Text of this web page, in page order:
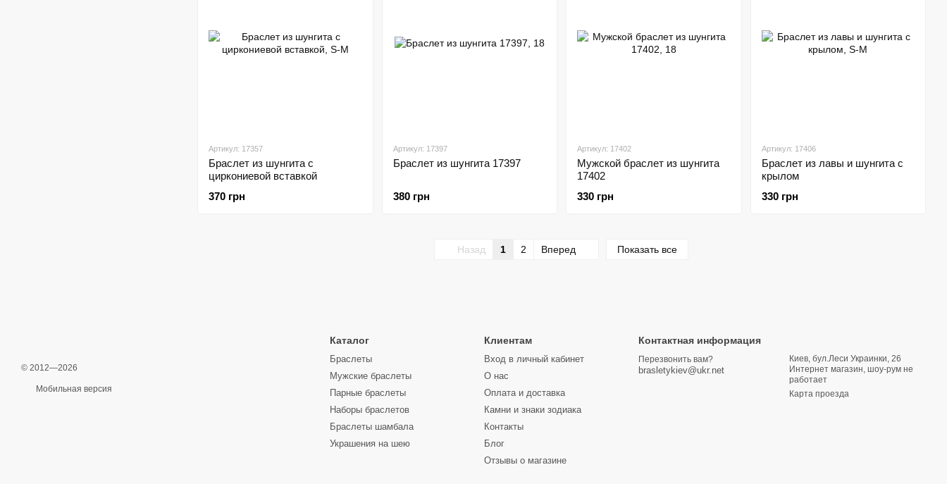
Артикул: 17357
Браслет из шунгита с
циркониевой вставкой
370 грн
Артикул: 17397
Браслет из шунгита 17397
380 грн
Артикул: 17402
Мужской браслет из шунгита
17402
330 грн
Артикул: 17406
Браслет из лавы и шунгита с
крылом
330 грн
Назад 1 2 Вперед Показать все
© 2012—2026
Мобильная версия
Каталог
Браслеты
Мужские браслеты
Парные браслеты
Наборы браслетов
Браслеты шамбала
Украшения на шею
Клиентам
Вход в личный кабинет
О нас
Оплата и доставка
Камни и знаки зодиака
Контакты
Блог
Отзывы о магазине
Контактная информация
Перезвонить вам?
brasletykiev@ukr.net
Киев, бул.Леси Украинки, 26
Интернет магазин, шоу-рум не
работает
Карта проезда